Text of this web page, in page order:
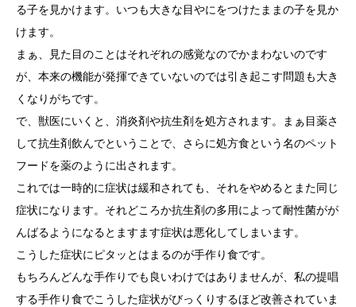
る子を見かけます。いつも大きな目やにをつけたままの子を見か
けます。
まぁ、見た目のことはそれぞれの感覚なのでかまわないのです
が、本来の機能が発揮できていないのでは引き起こす問題も大き
くなりがちです。
で、獣医にいくと、消炎剤や抗生剤を処方されます。まぁ目薬さ
して抗生剤飲んでということで、さらに処方食という名のペット
フードを薬のように出されます。
これでは一時的に症状は緩和されても、それをやめるとまた同じ
症状になります。それどころか抗生剤の多用によって耐性菌がが
んばるようになるとますます症状は悪化してしまいます。
こうした症状にピタッとはまるのが手作り食です。
もちろんどんな手作りでも良いわけではありませんが、私の提唱
する手作り食でこうした症状がびっくりするほど改善されていま